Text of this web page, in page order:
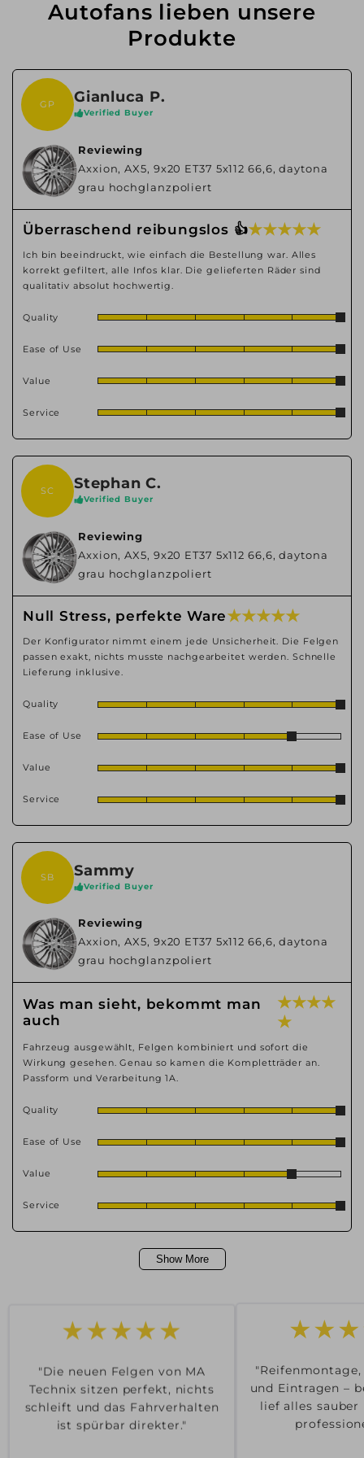
Autofans lieben unsere
Produkte
GP Gianluca P.
Verified Buyer
Reviewing
Axxion, AX5, 9x20 ET37 5x112 66,6, daytona
grau hochglanzpoliert
Überraschend reibungslos 👍★ ★ ★ ★ ★
Ich bin beeindruckt, wie einfach die Bestellung war. Alles
korrekt gefiltert, alle Infos klar. Die gelieferten Räder sind
qualitativ absolut hochwertig.
Quality
Ease of Use
Value
Service
SC Stephan C.
Verified Buyer
Reviewing
Axxion, AX5, 9x20 ET37 5x112 66,6, daytona
grau hochglanzpoliert
Null Stress, perfekte Ware★ ★ ★ ★ ★
Der Konfigurator nimmt einem jede Unsicherheit. Die Felgen
passen exakt, nichts musste nachgearbeitet werden. Schnelle
Lieferung inklusive.
Quality
Ease of Use
Value
Service
SB Sammy
Verified Buyer
Reviewing
Axxion, AX5, 9x20 ET37 5x112 66,6, daytona
grau hochglanzpoliert
Was man sieht, bekommt man
auch
★ ★ ★ ★
★
Fahrzeug ausgewählt, Felgen kombiniert und sofort die
Wirkung gesehen. Genau so kamen die Kompletträder an.
Passform und Verarbeitung 1A.
Quality
Ease of Use
Value
Service
Show More
★★★★★
"Die neuen Felgen von MA
Technix sitzen perfekt, nichts
schleift und das Fahrverhalten
ist spürbar direkter."
und Eintragen –
lief alles